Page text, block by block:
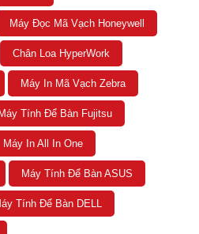
Máy Đọc Mã Vạch Honeywell
Chân Loa HyperWork
Máy In Mã Vạch Zebra
Máy Tính Để Bàn Fujitsu
Máy In All In One
Máy Tính Để Bàn ASUS
Máy Tính Để Bàn DELL